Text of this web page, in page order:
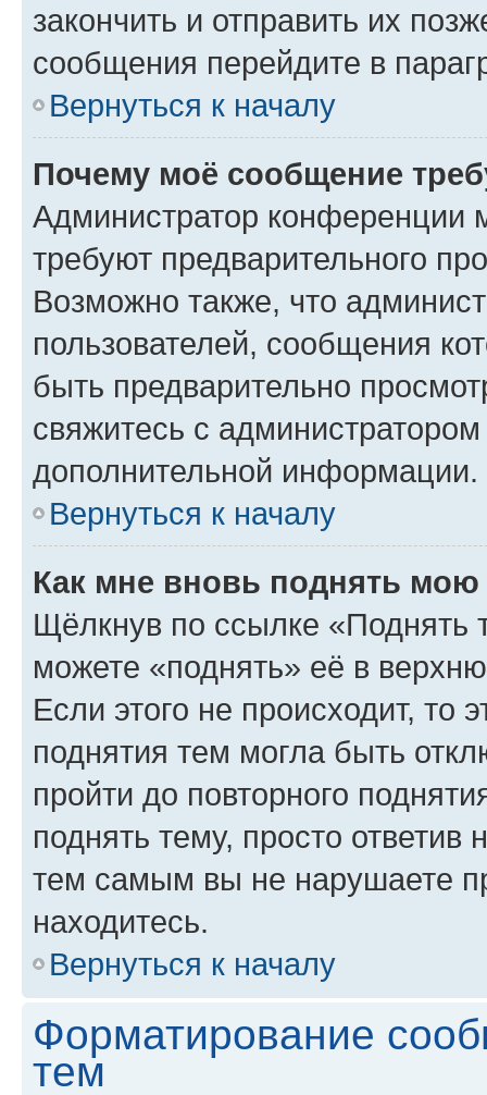
закончить и отправить их
сообщения перейдите в
Вернуться к началу
Почему моё сообщение
Администратор конференции
требуют предварительного
Возможно также, что
пользователей, сообщения
быть предварительно
свяжитесь с
дополнительной информации.
Вернуться к началу
Как мне вновь поднять мою
Щёлкнув по ссылке «Поднять
можете «поднять» её в
Если этого не происходит, то
поднятия тем могла быть
пройти до повторного
поднять тему, просто ответив
тем самым вы не нарушаете
находитесь.
Вернуться к началу
Форматирование
тем